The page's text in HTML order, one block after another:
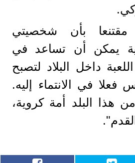
بأن شخصيتي
يمكن أن تساعد في
داخل البلاد لتصبح
فعلا في الانتماء إليه.
هذا البلد أمة كروية،